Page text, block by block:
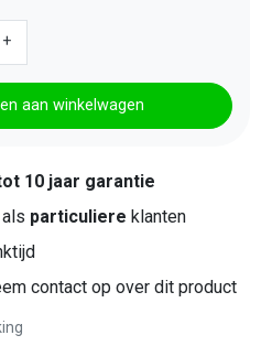
+
aan winkelwagen
10 jaar garantie
als particuliere klanten
contact op over dit product